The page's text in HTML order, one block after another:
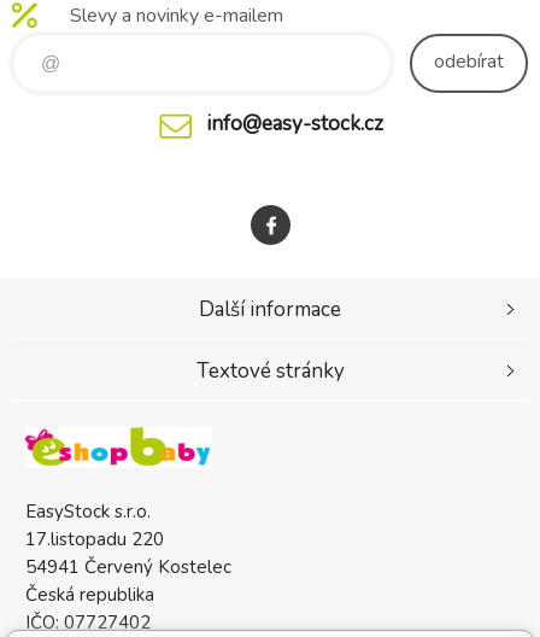
Slevy a novinky e-mailem
odebírat
info@easy-stock.cz
EasyStock s.r.o.
17.listopadu 220
54941 Červený Kostelec
Česká republika
IČO: 07727402
Další informace
Textové stránky